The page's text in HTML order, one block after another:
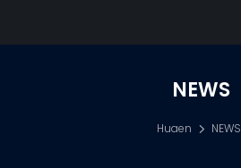
NEWS
Huaen NEWS